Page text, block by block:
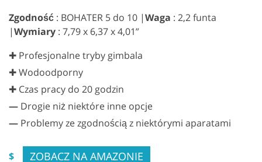
Zgodność : BOHATER 5 do 10 |Waga : 2,2 funta
|Wymiary : 7,79 x 6,37 x 4,01”
✚ Profesjonalne tryby gimbala
✚ Wodoodporny
✚ Czas pracy do 20 godzin
— Drogie niż niektóre inne opcje
— Problemy ze zgodnością z niektórymi aparatami
$ ZOBACZ NA AMAZONIE